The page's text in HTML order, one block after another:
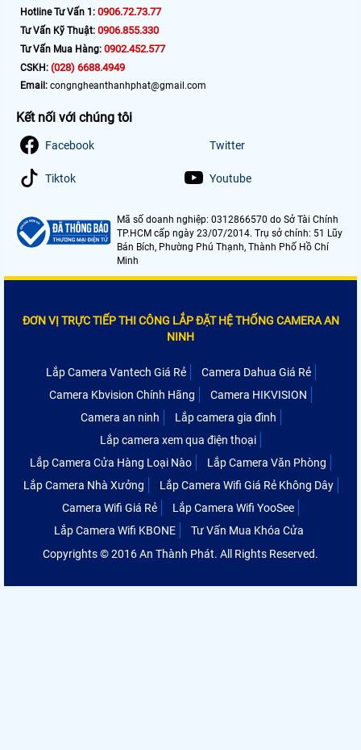
Hotline Tư Vấn 1: 0906.72.73.77
Tư Vấn Kỹ Thuật: 0906.855.330
Tư Vấn Mua Hàng: 0902.452.577
CSKH: (028) 6688.4949
Email: congngheanthanhphat@gmail.com
Kết nối với chúng tôi
Facebook Twitter
Tiktok Youtube
Mã số doanh nghiệp: 0312866570 do Sở Tài Chính
TP.HCM cấp ngày 23/07/2014. Trụ sở chính: 51 Lũy
Bán Bích, Phường Phú Thạnh, Thành Phố Hồ Chí
Minh
ĐƠN VỊ TRỰC TIẾP THI CÔNG LẮP ĐẶT HỆ THỐNG CAMERA AN
NINH
Lắp Camera Vantech Giá Rẻ
Camera Dahua Giá Rẻ
Camera Kbvision Chính Hãng
Camera HIKVISION
Camera an ninh
Lắp camera gia đình
Lắp camera xem qua điện thoại
Lắp Camera Cửa Hàng Loại Nào
Lắp Camera Văn Phòng
Lắp Camera Nhà Xưởng
Lắp Camera Wifi Giá Rẻ Không Dây
Camera Wifi Giá Rẻ
Lắp Camera Wifi YooSee
Lắp Camera Wifi KBONE
Tư Vấn Mua Khóa Cửa
Copyrights © 2016 An Thành Phát. All Rights Reserved.